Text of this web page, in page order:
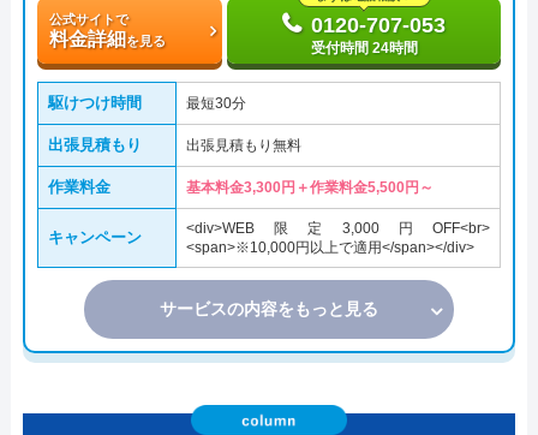
公式サイトで
料金詳細を見る
0120-707-053
受付時間 24時間
駆けつけ時間 最短30分
出張見積もり 出張見積もり無料
作業料金 基本料金3,300円＋作業料金5,500円～
キャンペーン
<div>WEB限定3,000円OFF<br>
<span>※10,000円以上で適用</span></div>
サービスの内容をもっと見る